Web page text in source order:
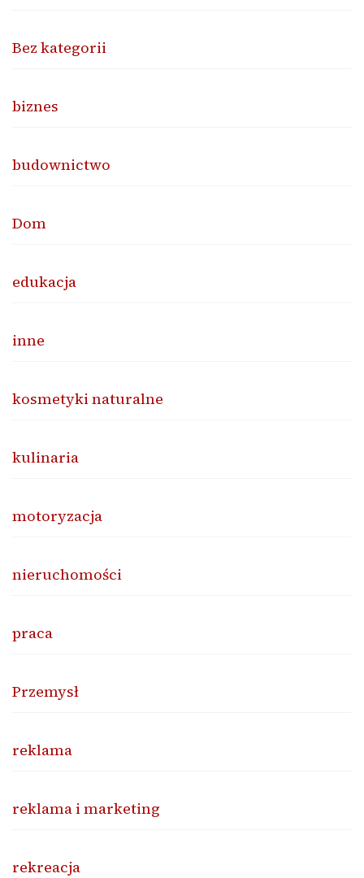
Bez kategorii
biznes
budownictwo
Dom
edukacja
inne
kosmetyki naturalne
kulinaria
motoryzacja
nieruchomości
praca
Przemysł
reklama
reklama i marketing
rekreacja